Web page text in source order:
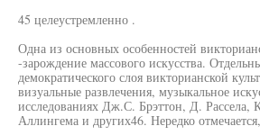
45 целеустремленно .
Одна из основных особенностей
-зарождение массового искусства.
демократического слоя викторианской
визуальные развлечения, музыкальное
исследованиях Дж.С. Брэттон, Д.
Аллингема и других46. Нередко